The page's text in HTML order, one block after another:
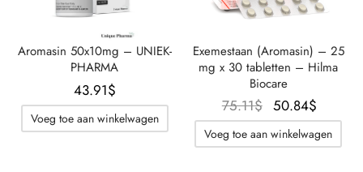
Aromasin 50x10mg – UNIEK-
PHARMA
43.91$
Voeg toe aan winkelwagen
Exemestaan (Aromasin) – 25
mg x 30 tabletten – Hilma
Biocare
75.11$ Oorspronkelijke
prijs was:
75.11$.
50.84$
prijs is:
Voeg toe aan winkelwagen